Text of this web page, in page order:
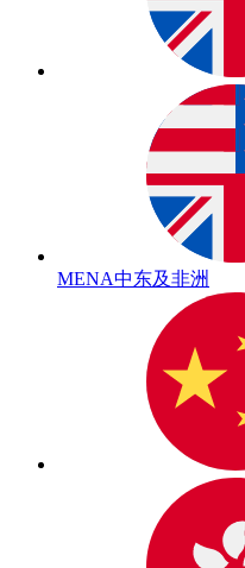
MENA中东及非洲